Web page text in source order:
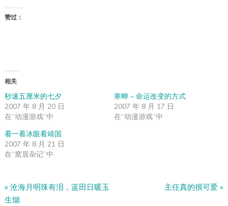
赞过：
相关
秒速五厘米的七夕
2007 年 8 月 20 日
在“动漫游戏”中
寒蝉 – 命运改变的方式
2007 年 8 月 17 日
在“动漫游戏”中
看一看冰眼看靖国
2007 年 8 月 21 日
在“窝居杂记”中
« 沧海月明珠有泪，蓝田日暖玉
生烟
主任真的很可爱 »